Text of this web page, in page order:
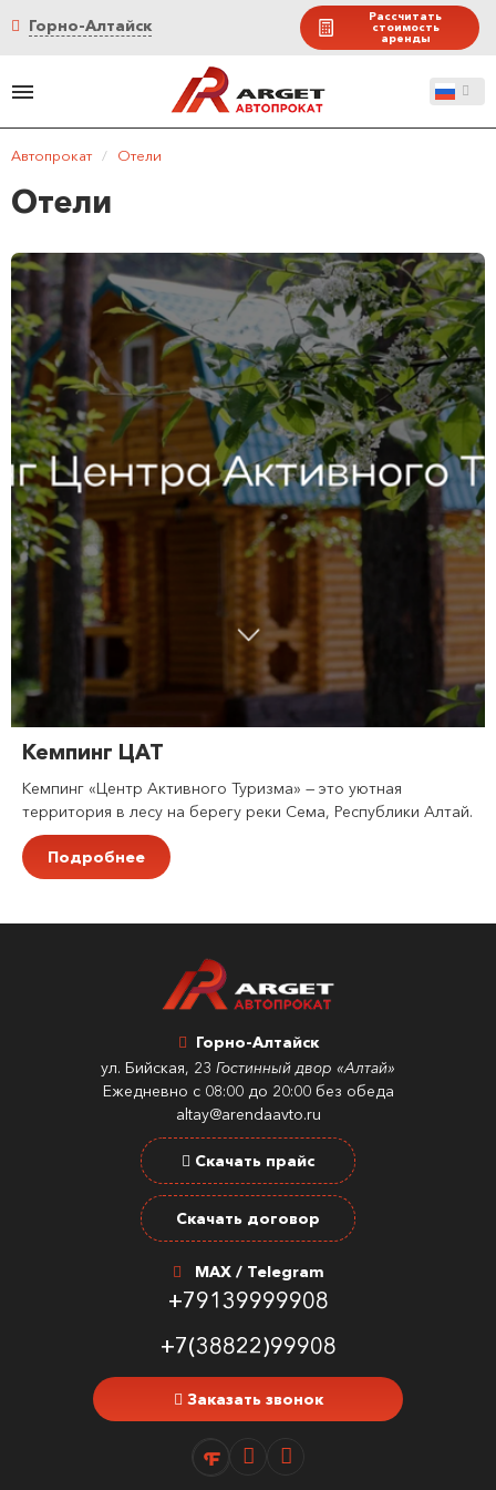
Горно-Алтайск Рассчитать
стоимость
аренды
Автопрокат / Отели
Отели
Кемпинг ЦАТ
Кемпинг «Центр Активного Туризма» — это уютная
территория в лесу на берегу реки Сема, Республики Алтай.
Подробнее
Горно-Алтайск
ул. Бийская, 23 Гостинный двор «Алтай»
Ежедневно с 08:00 до 20:00 без обеда
altay@arendaavto.ru
Скачать прайс
Скачать договор
MAX / Telegram
+79139999908
+7(38822)99908
Заказать звонок